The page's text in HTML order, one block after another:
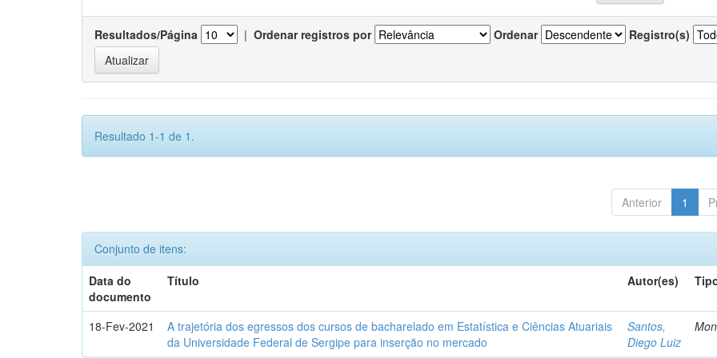
Resultados/Página | Ordenar registros por Ordenar Registro(s)
Resultado 1-1 de 1.
Anterior 1
Conjunto de itens:
Data do
documento
Título Autor(es)
18-Fev-2021
A trajetória dos egressos dos cursos de bacharelado em Estatística e Ciências Atuariais
da Universidade Federal de Sergipe para inserção no mercado
Santos,
Diego Luiz